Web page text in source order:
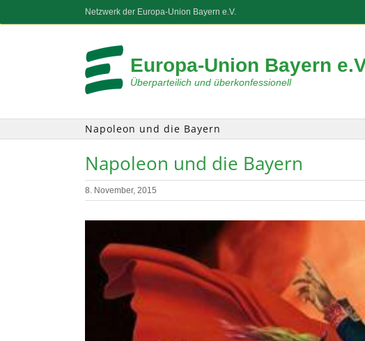
Netzwerk der Europa-Union Bayern e.V.
Europa-Union Bayern
Überparteilich und überkonfessionell
Napoleon und die Bayern
Napoleon und die Bayern
8. November, 2015